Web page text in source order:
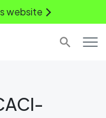
website